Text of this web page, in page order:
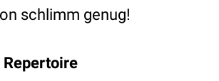
schlimm genug!